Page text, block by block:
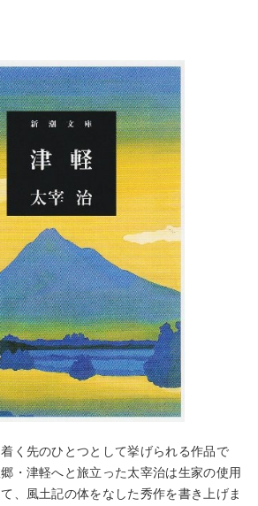
く先のひとつとして挙げられる作品で
・津軽へと旅立った太宰治は生家の使用
、風土記の体をなした秀作を書き上げま